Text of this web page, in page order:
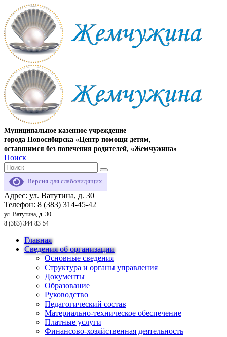
Муниципальное казенное учреждение
города Новосибирска «Центр помощи детям,
оставшимся без попечения родителей, «Жемчужина»
Поиск
Версия для слабовидящих
Адрес: ул. Ватутина, д. 30
Телефон: 8 (383) 314-45-42
ул. Ватутина, д. 30
8 (383) 344-83-54
Главная
Сведения об организации
Основные сведения
Структура и органы управления
Документы
Образование
Руководство
Педагогический состав
Материально-техническое обеспечение
Платные услуги
Финансово-хозяйственная деятельность